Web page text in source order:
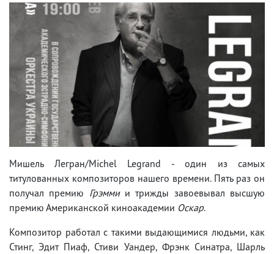
Мишель Легран/Michel Legrand - один из самых
титулованных композиторов нашего времени. Пять раз он
получал премию Грэммии трижды завоевывал высшую
премию Американской киноакадемии Оскар.
Композитор работал с такими выдающимися людьми, как
Стинг, Эдит Пиаф, Стиви Уандер, Фрэнк Синатра, Шарль